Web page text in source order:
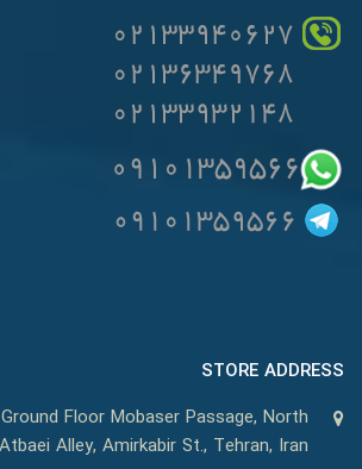
STORE ADDRESS
Floor Mobaser Passage, North
Alley, Amirkabir St., Tehran, Iran